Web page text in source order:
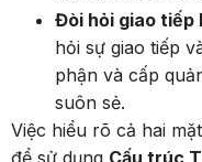
Đòi hỏi giao tiếp
hỏi sự giao tiếp
phận và cấp
suôn sẻ.
Việc hiểu rõ cả hai
để sử dụng Cấu trúc